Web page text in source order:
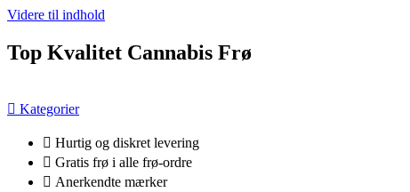
Videre til indhold
Top Kvalitet Cannabis Frø
Kategorier
Hurtig og diskret levering
Gratis frø i alle frø-ordre
Anerkendte mærker